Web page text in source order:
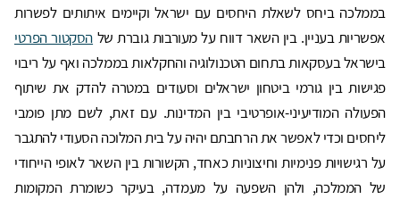
בממלכה ביחס לשאלת היחסים עם ישראל וקיימים איתותים לפשרות
אפשריות בעניין. בין השאר דווח על מעורבות גוברת של הסקטור הפרטי
בישראל בעסקאות בתחום הטכנולוגיה והחקלאות בממלכה ואף על ריבוי
פגישות בין גורמי ביטחון ישראלים וסעודים במטרה להדק את שיתוף
הפעולה המודיעיני-אופרטיבי בין המדינות. עם זאת, לשם מתן פומבי
ליחסים וכדי לאפשר את הרחבתם יהיה על בית המלוכה הסעודי להתגבר
על רגישויות פנימיות וחיצוניות כאחד, הקשורות בין השאר לאופי הייחודי
של הממלכה, ולהן השפעה על מעמדה, בעיקר כשומרת המקומות